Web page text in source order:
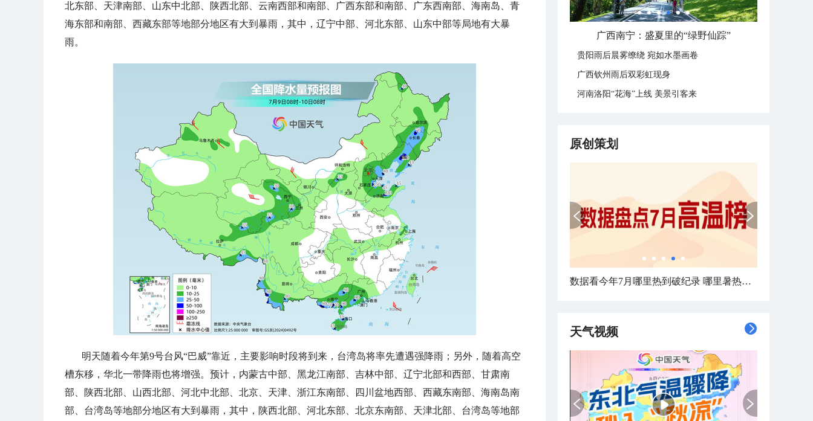
北东部、天津南部、山东中北部、陕西北部、云南西部和南部、广西东部和南部、广东西南部、海南岛、青
海东部和南部、西藏东部等地部分地区有大到暴雨，其中，辽宁中部、河北东部、山东中部等局地有大暴
雨。
明天随着今年第9号台风“巴威”靠近，主要影响时段将到来，台湾岛将率先遭遇强降雨；另外，随着高空
槽东移，华北一带降雨也将增强。预计，内蒙古中部、黑龙江南部、吉林中部、辽宁北部和西部、甘肃南
部、陕西北部、山西北部、河北中北部、北京、天津、浙江东南部、四川盆地西部、西藏东南部、海南岛南
部、台湾岛等地部分地区有大到暴雨，其中，陕西北部、河北东部、北京东南部、天津北部、台湾岛等地部
广西南宁：盛夏里的“绿野仙踪”
贵阳雨后晨雾缭绕 宛如水墨画卷
广西钦州雨后双彩虹现身
河南洛阳“花海”上线 美景引客来
原创策划
数据看今年7月哪里热到破纪录 哪里暑热连轴转
天气视频